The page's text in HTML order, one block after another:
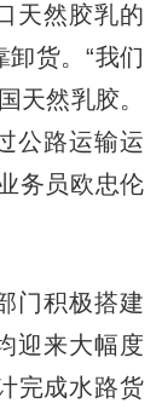
然胶乳的
货。“我们
天然乳胶。
公路运输运
务员欧忠伦
积极搭建
迎来大幅度
完成水路货